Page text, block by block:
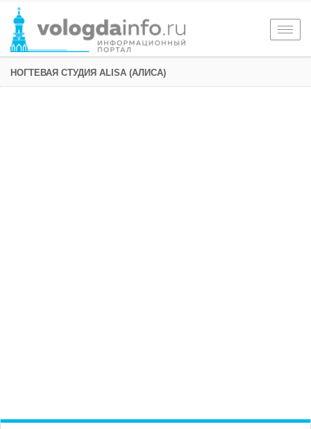
НОГТЕВАЯ СТУДИЯ ALISA (АЛИСА)